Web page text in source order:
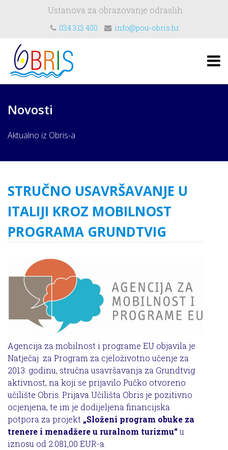
Ustanova za obrazovanje odraslih
034 313 400 info@pou-obris.hr
Novosti
Aktualno iz Obris-a
STRUČNO USAVRŠAVANJE U
ITALIJI KROZ MOBILNOST
PROGRAMA GRUNDTVIG
Agencija za mobilnost i programe EU objavila je
Natječaj za Program za cjeloživotno učenje za
2013. godinu, stručna usavršavanja za Grundtvig
aktivnost, na koji se prijavilo Pučko otvoreno
učilište Obris. Prijava Učilišta Obris je pozitivno
ocjenjena, te im je dodijeljena financijska
potpora za projekt „Složeni program obuke za
trenere i menadžere u ruralnom turizmu“u
iznosu od 2.081,00 EUR-a.